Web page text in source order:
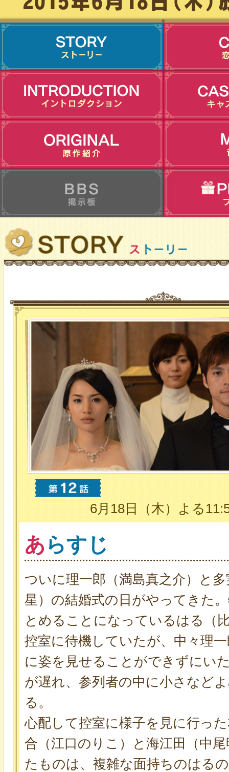
6月18日（木）よる
あ らすじ
ついに理一郎（満島真之介）と
星）の結婚式の日がやってきた
とめることになっているはる（
控室に待機していたが、中々理
に姿を見せることができずにい
が遅れ、参列者の中に小さなど
る。
心配して控室に様子を見に行っ
合（江口のりこ）と海江田（中
たものは、複雑な面持ちのはる